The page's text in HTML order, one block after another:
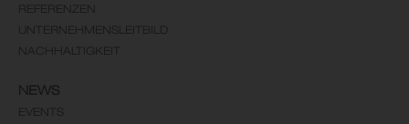
REFERENZEN
UNTERNEHMENSLEITBILD
NACHHALTIGKEIT
NEWS
EVENTS